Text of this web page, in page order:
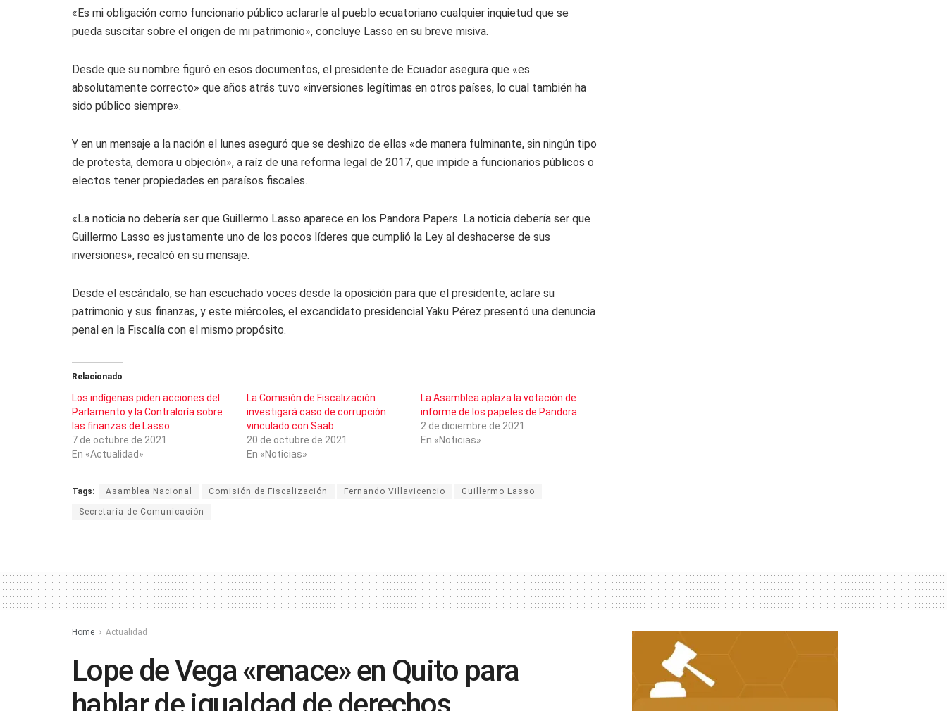
«Es mi obligación como funcionario público aclararle al pueblo ecuatoriano cualquier inquietud que se
pueda suscitar sobre el origen de mi patrimonio», concluye Lasso en su breve misiva.
Desde que su nombre figuró en esos documentos, el presidente de Ecuador asegura que «es
absolutamente correcto» que años atrás tuvo «inversiones legítimas en otros países, lo cual también ha
sido público siempre».
Y en un mensaje a la nación el lunes aseguró que se deshizo de ellas «de manera fulminante, sin ningún tipo
de protesta, demora u objeción», a raíz de una reforma legal de 2017, que impide a funcionarios públicos o
electos tener propiedades en paraísos fiscales.
«La noticia no debería ser que Guillermo Lasso aparece en los Pandora Papers. La noticia debería ser que
Guillermo Lasso es justamente uno de los pocos líderes que cumplió la Ley al deshacerse de sus
inversiones», recalcó en su mensaje.
Desde el escándalo, se han escuchado voces desde la oposición para que el presidente, aclare su
patrimonio y sus finanzas, y este miércoles, el excandidato presidencial Yaku Pérez presentó una denuncia
penal en la Fiscalía con el mismo propósito.
Relacionado
Los indígenas piden acciones del
Parlamento y la Contraloría sobre
las finanzas de Lasso
7 de octubre de 2021
En «Actualidad»
La Comisión de Fiscalización
investigará caso de corrupción
vinculado con Saab
20 de octubre de 2021
En «Noticias»
La Asamblea aplaza la votación de
informe de los papeles de Pandora
2 de diciembre de 2021
En «Noticias»
Tags: Asamblea Nacional Comisión de Fiscalización Fernando Villavicencio Guillermo Lasso
Secretaría de Comunicación
Home Actualidad
Lope de Vega «renace» en Quito para